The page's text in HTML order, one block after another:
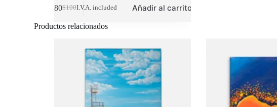
$100
Original
was:
80Current
is:
I.V.A. included Añadir al carrito
Productos relacionados